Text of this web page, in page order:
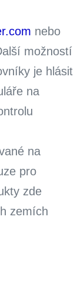
nebo
možností
je hlásit
na
na
pro
zde
zemích